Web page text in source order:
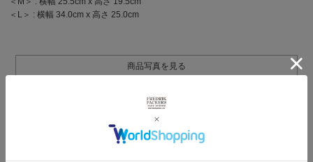
＜L＞ : 横幅 34.0cm x 高さ 25.0cm
商品写真を見る
※製品詳細画像は実際の商品とは違う画像を使用している場合もございますので、ご注意下さい